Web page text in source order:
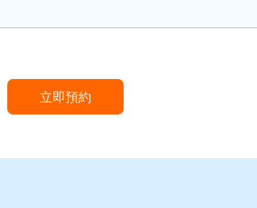
立即預約